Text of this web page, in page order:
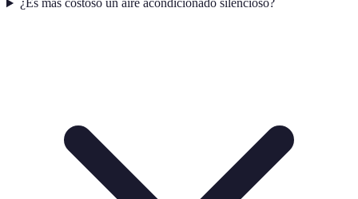
¿Es más costoso un aire acondicionado silencioso?